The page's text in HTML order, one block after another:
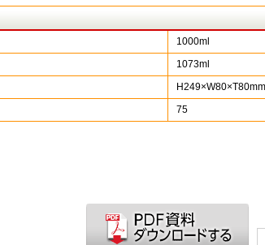
1000ml
1073ml
H249×W80×T80mm
75